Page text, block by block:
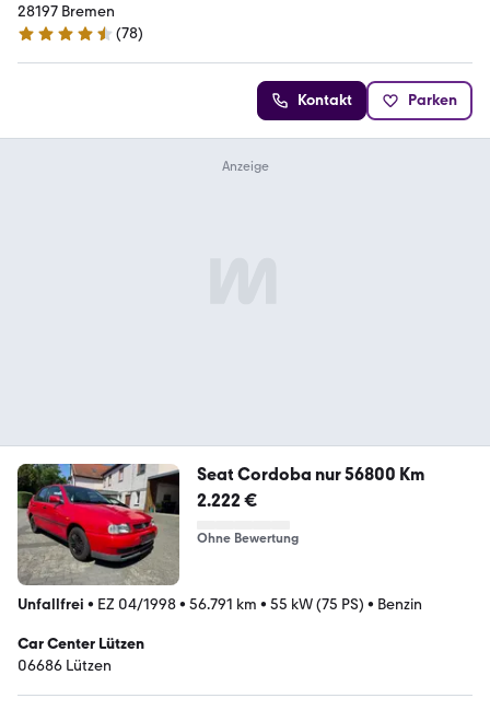
28197 Bremen
4.4 Sterne
(78)
Kontakt Parken
Seat Cordoba nur 56800 Km
2.222 €
Ohne Bewertung
Unfallfrei • EZ 04/1998• 56.791 km • 55 kW (75 PS) • Benzin
Car Center Lützen
06686 Lützen